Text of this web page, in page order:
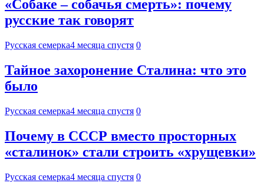
«Собаке – собачья смерть»: почему
русские так говорят
Русская семерка4 месяца спустя 0
Тайное захоронение Сталина: что это
было
Русская семерка4 месяца спустя 0
Почему в СССР вместо просторных
«сталинок» стали строить «хрущевки»
Русская семерка4 месяца спустя 0